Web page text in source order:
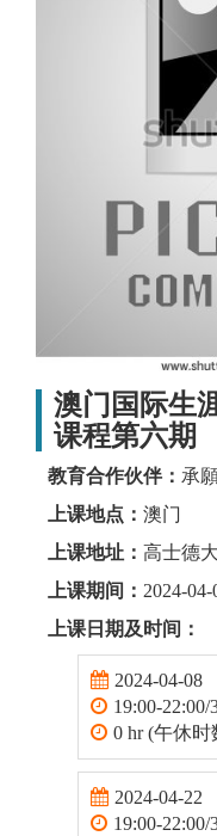
澳门国际生
课程第六期
教育合作伙伴： 承
上课地点： 澳门
上课地址： 高士德
上课期间： 2024-
上课日期及时间：
2024-04-08
19:00-22:00/
0 hr (午休时
2024-04-22
19:00-22:00/